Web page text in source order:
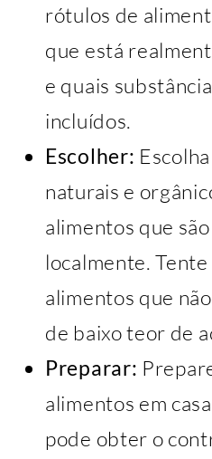
rótulos de
que está
e quais
incluídos.
Escolher:
naturais e
alimentos que
localmente.
alimentos que
de baixo teor de
Preparar:
alimentos em
pode obter o